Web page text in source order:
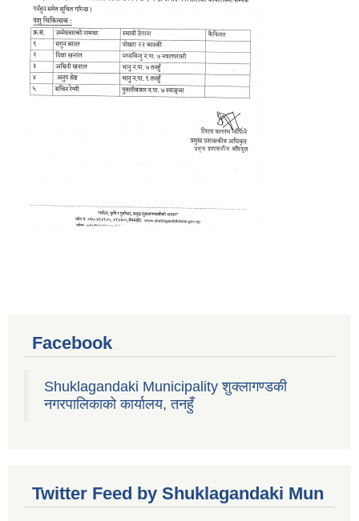
Facebook
Shuklagandaki Municipality शुक्लागण्डकी
नगरपालिकाको कार्यालय, तनहुँ
Twitter Feed by Shuklagandaki Mun